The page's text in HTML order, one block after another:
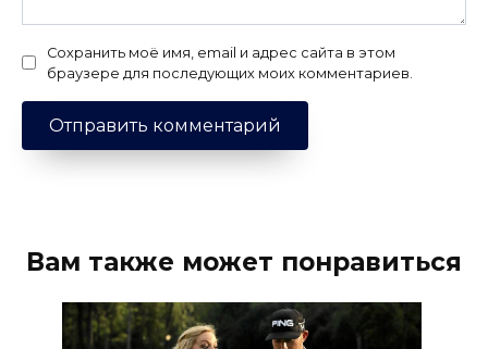
Сохранить моё имя, email и адрес сайта в этом
браузере для последующих моих комментариев.
Вам также может понравиться